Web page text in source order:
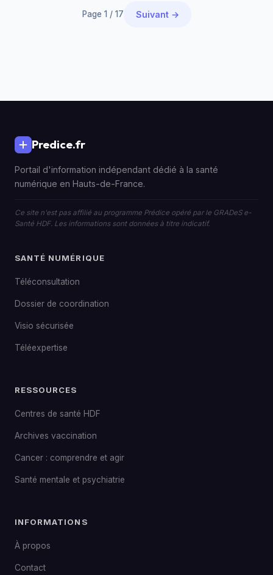
Page 1 / 17 Suivant →
Predice.fr
Portail d'information indépendant dédié à la santé
numérique en Hauts-de-France.
Ce site n'est pas affilié au programme Prédice opéré par le GRADeS e-
Santé HDF. Les informations sont données à titre indicatif.
SANTÉ NUMÉRIQUE
Téléconsultation
Dossier de coordination
Visio sécurisée
Téléexpertise
RESSOURCES
Centres de santé HDF
Archives vaccination
Cancer : comprendre et agir
Santé mentale et psychiatrie
INFORMATIONS
À propos
Contact